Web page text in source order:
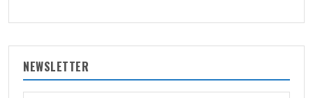
NEWSLETTER